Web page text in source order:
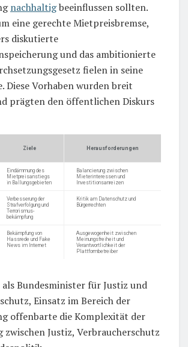
nachhaltigbeeinflussen sollten.
eine gerechte Mietpreisbremse,
diskutierte
und das ambitionierte
fielen in seine
Diese Vorhaben wurden breit
prägten den öffentlichen Diskurs
Ziele Herausforderungen
Eindämmung des
Mietpreisanstiegs
in Ballungsgebieten
Balancierung zwischen
Mieterinteressen und
Investitionsanreizen
Verbesserung der
Strafverfolgung und
Terrorismus-
bekämpfung
Kritik am Datenschutz und
Bürgerrechten
Bekämpfung von
Hassrede und Fake
News im Internet
Ausgewogenheit zwischen
Meinungsfreiheit und
Verantwortlichkeit der
Plattformbetreiber
als Bundesminister für Justiz und
Einsatz im Bereich der
offenbarte die Komplexität der
zwischen Justiz, Verbraucherschutz